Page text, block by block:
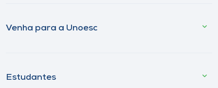
Venha para a Unoesc
Estudantes